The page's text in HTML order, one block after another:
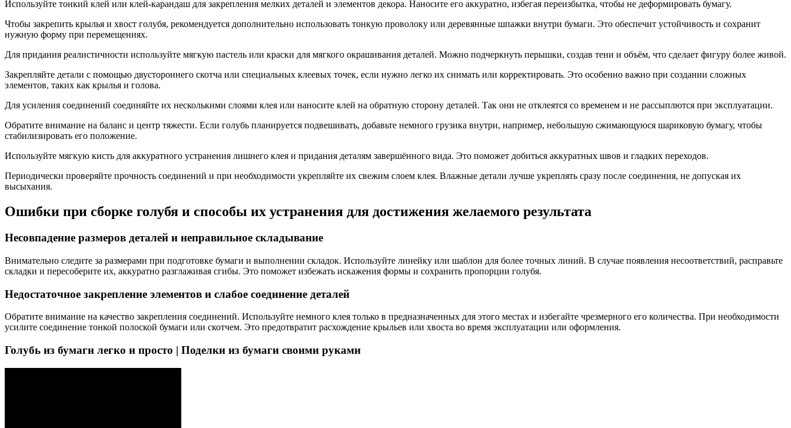
Используйте тонкий клей или клей-карандаш для закрепления мелких деталей и элементов декора. Наносите его аккуратно, избегая переизбытка, чтобы не деформировать бумагу.
Чтобы закрепить крылья и хвост голубя, рекомендуется дополнительно использовать тонкую проволоку или деревянные шпажки внутри бумаги. Это обеспечит устойчивость и сохранит
нужную форму при перемещениях.
Для придания реалистичности используйте мягкую пастель или краски для мягкого окрашивания деталей. Можно подчеркнуть перышки, создав тени и объём, что сделает фигуру более живой.
Закрепляйте детали с помощью двустороннего скотча или специальных клеевых точек, если нужно легко их снимать или корректировать. Это особенно важно при создании сложных
элементов, таких как крылья и голова.
Для усиления соединений соединяйте их несколькими слоями клея или наносите клей на обратную сторону деталей. Так они не отклеятся со временем и не рассыплются при эксплуатации.
Обратите внимание на баланс и центр тяжести. Если голубь планируется подвешивать, добавьте немного грузика внутри, например, небольшую сжимающуюся шариковую бумагу, чтобы
стабилизировать его положение.
Используйте мягкую кисть для аккуратного устранения лишнего клея и придания деталям завершённого вида. Это поможет добиться аккуратных швов и гладких переходов.
Периодически проверяйте прочность соединений и при необходимости укрепляйте их свежим слоем клея. Влажные детали лучше укреплять сразу после соединения, не допуская их
высыхания.
Ошибки при сборке голубя и способы их устранения для достижения желаемого результата
Несовпадение размеров деталей и неправильное складывание
Внимательно следите за размерами при подготовке бумаги и выполнении складок. Используйте линейку или шаблон для более точных линий. В случае появления несоответствий, расправьте
складки и пересоберите их, аккуратно разглаживая сгибы. Это поможет избежать искажения формы и сохранить пропорции голубя.
Недостаточное закрепление элементов и слабое соединение деталей
Обратите внимание на качество закрепления соединений. Используйте немного клея только в предназначенных для этого местах и избегайте чрезмерного его количества. При необходимости
усилите соединение тонкой полоской бумаги или скотчем. Это предотвратит расхождение крыльев или хвоста во время эксплуатации или оформления.
Голубь из бумаги легко и просто | Поделки из бумаги своими руками